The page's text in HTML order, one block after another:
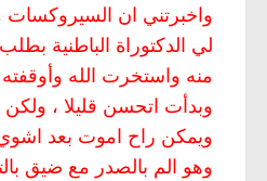
لي الدكتوراة الباطنية
منه واستخرت الله
وبدأت اتحسن قليلا ، ولكن
ويمكن راح اموت بعد اشوي
وهو الم بالصدر مع ضيق